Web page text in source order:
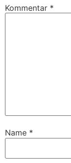
Kommentar *
Name *